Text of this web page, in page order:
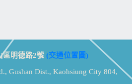
區明德路2號 (交通位置圖)
Gushan Dist., Kaohsiung City 804,